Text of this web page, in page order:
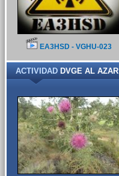
EA3HSD - VGHU-023
ACTIVIDADDVGE AL AZAR